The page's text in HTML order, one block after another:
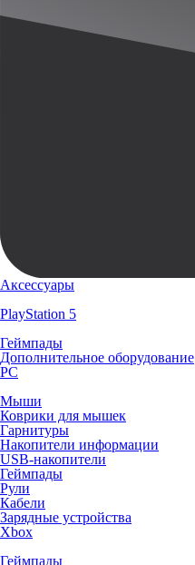
Аксессуары
PlayStation 5
Геймпады
Дополнительное оборудование
PC
Мыши
Коврики для мышек
Гарнитуры
Накопители информации
USB-накопители
Геймпады
Рули
Кабели
Зарядные устройства
Xbox
Геймпады